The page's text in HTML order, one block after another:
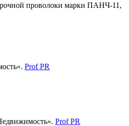
проволоки марки ПАНЧ-11,
Prof PR
Prof PR